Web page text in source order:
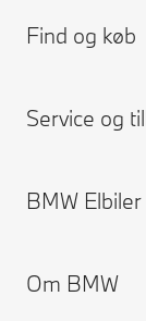
Kontakt BMW
Pristilbud
Prøvetur
Find og køb
Byg din BMW
Brugte BMW
MyBMW
Service og
Book service
BMW
BMW Elbiler
Elbiler
Om BMW